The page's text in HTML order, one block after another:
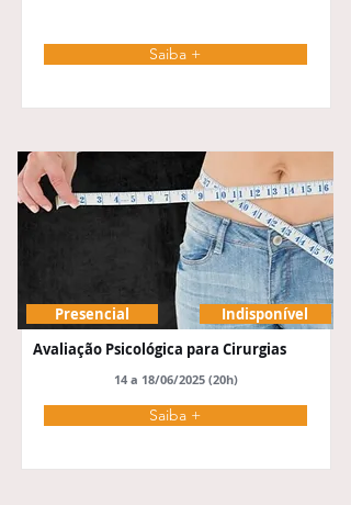
Saiba +
Indisponível
Presencial
Avaliação Psicológica para Cirurgias
14 a 18/06/2025 (20h)
Saiba +